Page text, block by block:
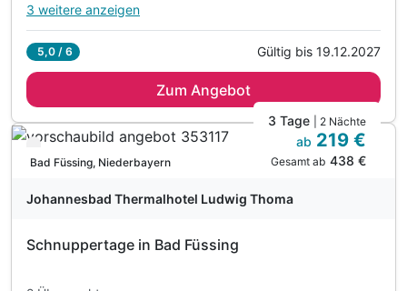
Alle Inklusivleistungen
2 x reichhaltiges Frühstück vom Buffet
1 x Eintritt in die Johannesbad Therme*
inkl. Nutzung des hoteleigenen Wellnessbereiches
inkl. Johannesbad Hotels Wohlfühlleistungen
3 weitere anzeigen
5,0 / 6 Gültig bis 19.12.2027
Zum Angebot
Verfügbar bis Januar
Bad Füssing, Niederbayern
3 Tage | 2 Nächte
ab 219 €
Gesamt ab 438 €
Johannesbad Thermalhotel Ludwig Thoma
Schnuppertage in Bad Füssing